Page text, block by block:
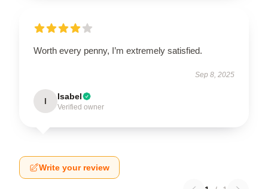
Worth every penny, I’m extremely satisfied.
Sep 8, 2025
I Isabel
Verified owner
Write your review